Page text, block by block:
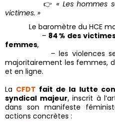
👉« Les hommes
victimes. »
Le baromètre du HCE
– 84 % des
femmes,
– les violences
majoritairement les femmes,
et en ligne.
La CFDT fait de la lutte
syndical majeur, inscrit à
dans son manifeste
actions concrètes :